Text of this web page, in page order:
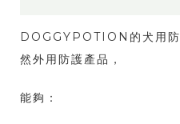
DOGGYPOTION的犬用防
然外用防護產品，
能夠：